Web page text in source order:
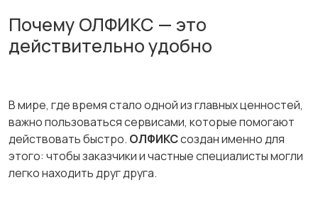
Почему ОЛФИКС — это
действительно удобно
В мире, где время стало одной из главных ценностей,
важно пользоваться сервисами, которые помогают
действовать быстро. ОЛФИКСсоздан именно для
этого: чтобы заказчики и частные специалисты могли
легко находить друг друга.